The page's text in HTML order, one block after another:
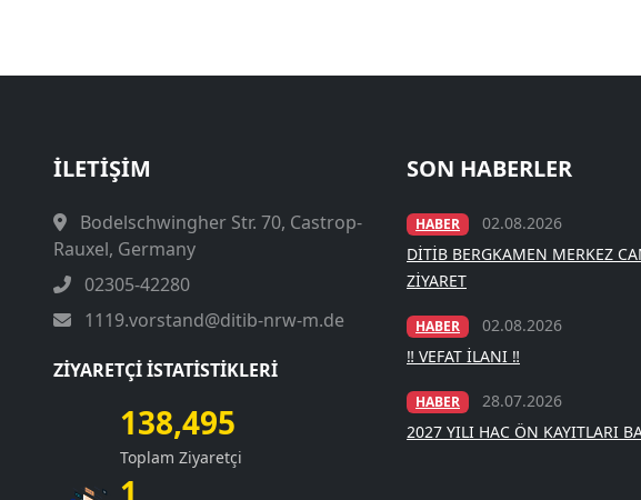
İLETIŞIM
Bodelschwingher Str. 70, Castrop-
Rauxel, Germany
02305-42280
1119.vorstand@ditib-nrw-m.de
ZIYARETÇI İSTATISTIKLERI
138,495
Toplam Ziyaretçi
SON HABERLER
HABER
02.08.2026
DİTİB BERGKAMEN MERKEZ
ZİYARET
HABER
02.08.2026
‼️ VEFAT İLANI ‼️
HABER
28.07.2026
2027 YILI HAC ÖN KAYITLARI